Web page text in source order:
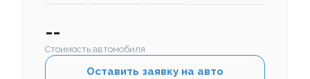
--
Стоимость автомобиля
Оставить заявку на авто